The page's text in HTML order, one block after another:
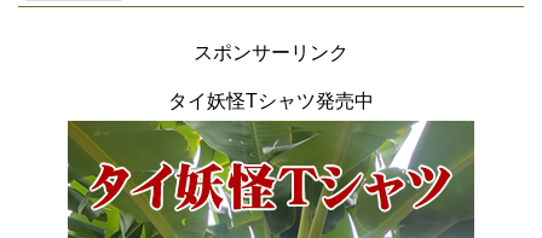
スポンサーリンク
タイ妖怪Tシャツ発売中